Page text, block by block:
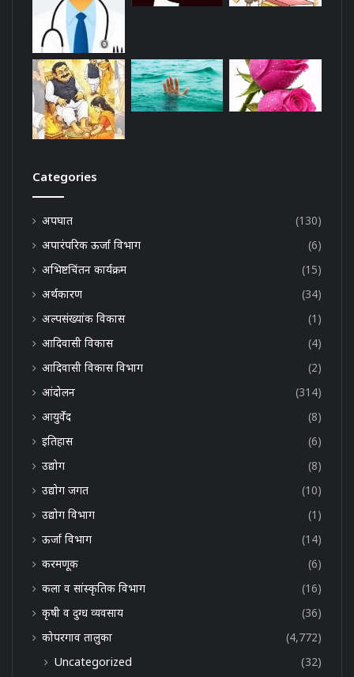
Categories
अपघात
(130)
अपारंपरिक ऊर्जा विभाग
(6)
अभिष्टचिंतन कार्यक्रम
(15)
अर्थकारण
(34)
अल्पसंख्यांक विकास
(1)
आदिवासी विकास
(4)
आदिवासी विकास विभाग
(2)
आंदोलन
(314)
आयुर्वेद
(8)
इतिहास
(6)
उद्योग
(8)
उद्योग जगत
(10)
उद्योग विभाग
(1)
ऊर्जा विभाग
(14)
करमणूक
(6)
कला व सांस्कृतिक विभाग
(16)
कृषी व दुग्ध व्यवसाय
(36)
कोपरगाव तालुका
(4,772)
Uncategorized
(32)